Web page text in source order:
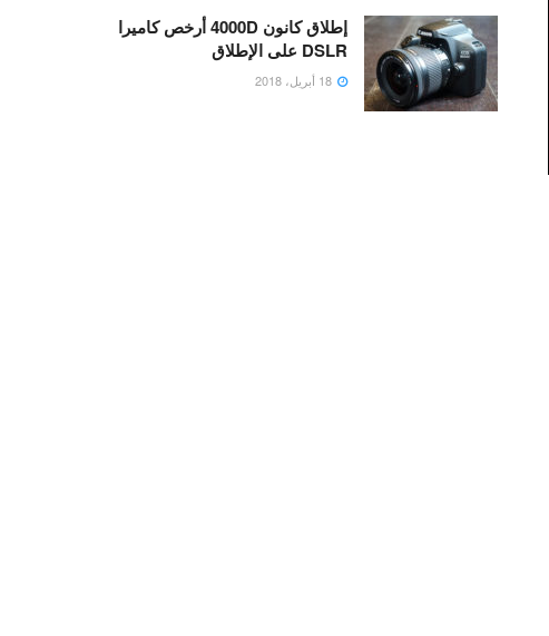
إطلاق كانون 4000D أرخص كاميرا
DSLR على الإطلاق